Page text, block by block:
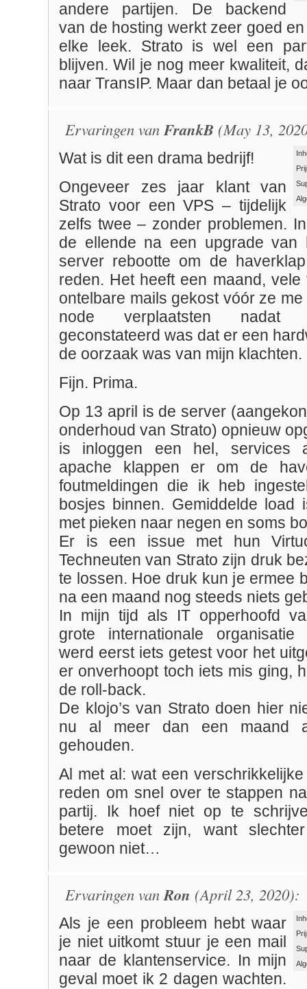
andere partijen. De backend
van de hosting werkt zeer goed
elke leek. Strato is wel een
blijven. Wil je nog meer kwaliteit,
naar TransIP. Maar dan betaal je
Ervaringen vanFrankB (May 13,
Wat is dit een drama bedrijf!
Ongeveer zes jaar klant van
Strato voor een VPS – tijdelijk
zelfs twee – zonder problemen.
de ellende na een upgrade van
server rebootte om de
reden. Het heeft een maand, vele
ontelbare mails gekost vóór ze
node verplaatsten nadat
geconstateerd was dat er een
de oorzaak was van mijn klachten.
Fijn. Prima.
Op 13 april is de server
onderhoud van Strato) opnieuw
is inloggen een hel, services
apache klappen er om de
foutmeldingen die ik heb
bosjes binnen. Gemiddelde load
met pieken naar negen en soms
Er is een issue met hun
Techneuten van Strato zijn druk
te lossen. Hoe druk kun je ermee
na een maand nog steeds niets
In mijn tijd als IT opperhoofd
grote internationale
werd eerst iets getest voor het
er onverhoopt toch iets mis ging,
de roll-back.
De klojo’s van Strato doen hier
nu al meer dan een maand
gehouden.
Al met al: wat een
reden om snel over te stappen
partij. Ik hoef niet op te
betere moet zijn, want
gewoon niet…
Ervaringen vanRon (April 23, 2020):
Als je een probleem hebt waar
je niet uitkomt stuur je een mail
naar de klantenservice. In mijn
geval moet ik 2 dagen wachten.